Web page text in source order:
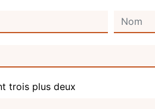
trois plus deux